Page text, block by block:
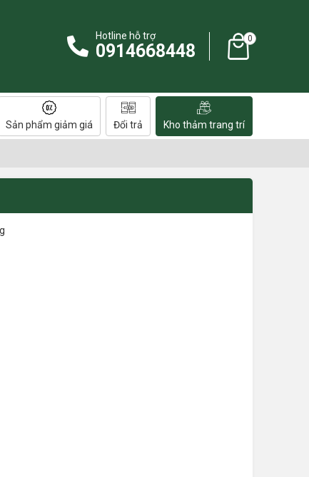
Hotline hỗ trợ
0914668448
0
Sản phẩm giảm giá Đổi trả Kho thảm trang trí